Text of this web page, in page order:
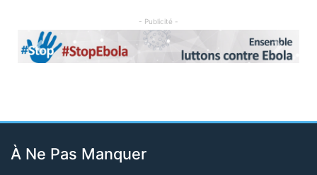
- Publicité -
Previous Next
À Ne Pas Manquer